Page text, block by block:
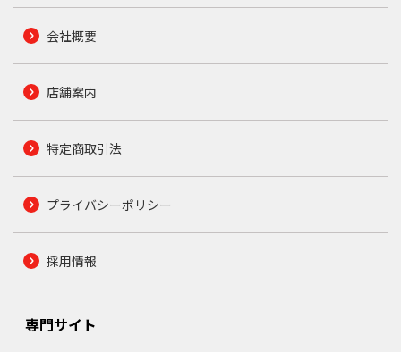
会社概要
店舗案内
特定商取引法
プライバシーポリシー
採用情報
専門サイト